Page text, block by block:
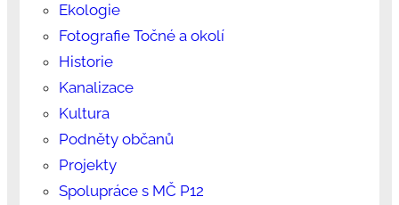
Ekologie
Fotografie Točné a okolí
Historie
Kanalizace
Kultura
Podněty občanů
Projekty
Spolupráce s MČ P12